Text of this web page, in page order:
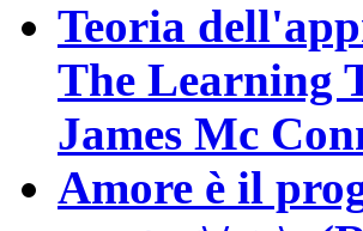
Teoria
The Learning
James Mc
Amore è il